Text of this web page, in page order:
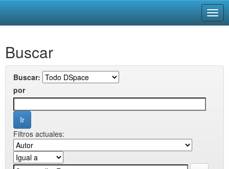
navigation
Buscar
Buscar:
por
Filtros actuales: